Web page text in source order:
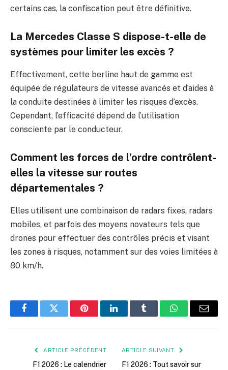
certains cas, la confiscation peut être définitive.
La Mercedes Classe S dispose-t-elle de
systèmes pour limiter les excès ?
Effectivement, cette berline haut de gamme est
équipée de régulateurs de vitesse avancés et d’aides à
la conduite destinées à limiter les risques d’excès.
Cependant, l’efficacité dépend de l’utilisation
consciente par le conducteur.
Comment les forces de l’ordre contrôlent-
elles la vitesse sur routes
départementales ?
Elles utilisent une combinaison de radars fixes, radars
mobiles, et parfois des moyens novateurs tels que
drones pour effectuer des contrôles précis et visant
les zones à risques, notamment sur des voies limitées à
80 km/h.
FacebookTwitter PinterestLinkedInTumblr WhatsApp
E-
ARTICLE PRÉCÉDENT
F1 2026 : Le calendrier
ARTICLE SUIVANT
F1 2026 : Tout savoir sur